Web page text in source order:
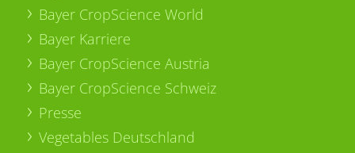
Bayer CropScience World
Bayer Karriere
Bayer CropScience Austria
Bayer CropScience Schweiz
Presse
Vegetables Deutschland